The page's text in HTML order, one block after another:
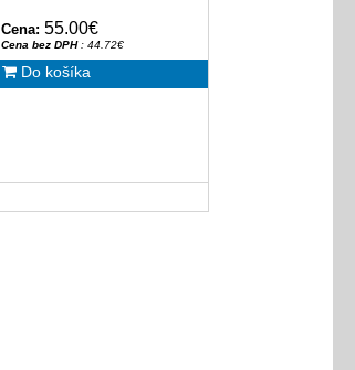
Cena: 55.00€
Cena bez DPH: 44.72€
Do košíka